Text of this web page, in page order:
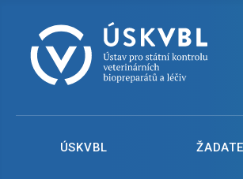
ÚSKVBL